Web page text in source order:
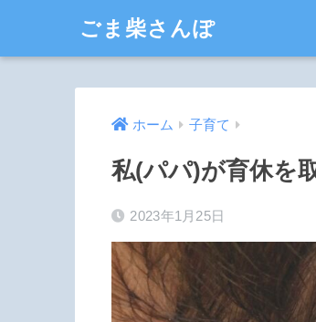
ごま柴さんぽ
ホーム 子育て
私(パパ)が育休を
2023年1月25日